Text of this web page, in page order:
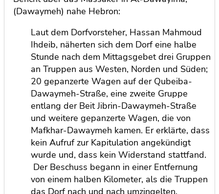
(Dawaymeh) nahe Hebron:
Laut dem Dorfvorsteher, Hassan Mahmoud
Ihdeib, näherten sich dem Dorf eine halbe
Stunde nach dem Mittagsgebet drei Gruppen
an Truppen aus Westen, Norden und Süden;
20 gepanzerte Wagen auf der Qubeiba-
Dawaymeh-Straße, eine zweite Gruppe
entlang der Beit Jibrin-Dawaymeh-Straße
und weitere gepanzerte Wagen, die von
Mafkhar-Dawaymeh kamen. Er erklärte, dass
kein Aufruf zur Kapitulation angekündigt
wurde und, dass kein Widerstand stattfand.
Der Beschuss begann in einer Entfernung
von einem halben Kilometer, als die Truppen